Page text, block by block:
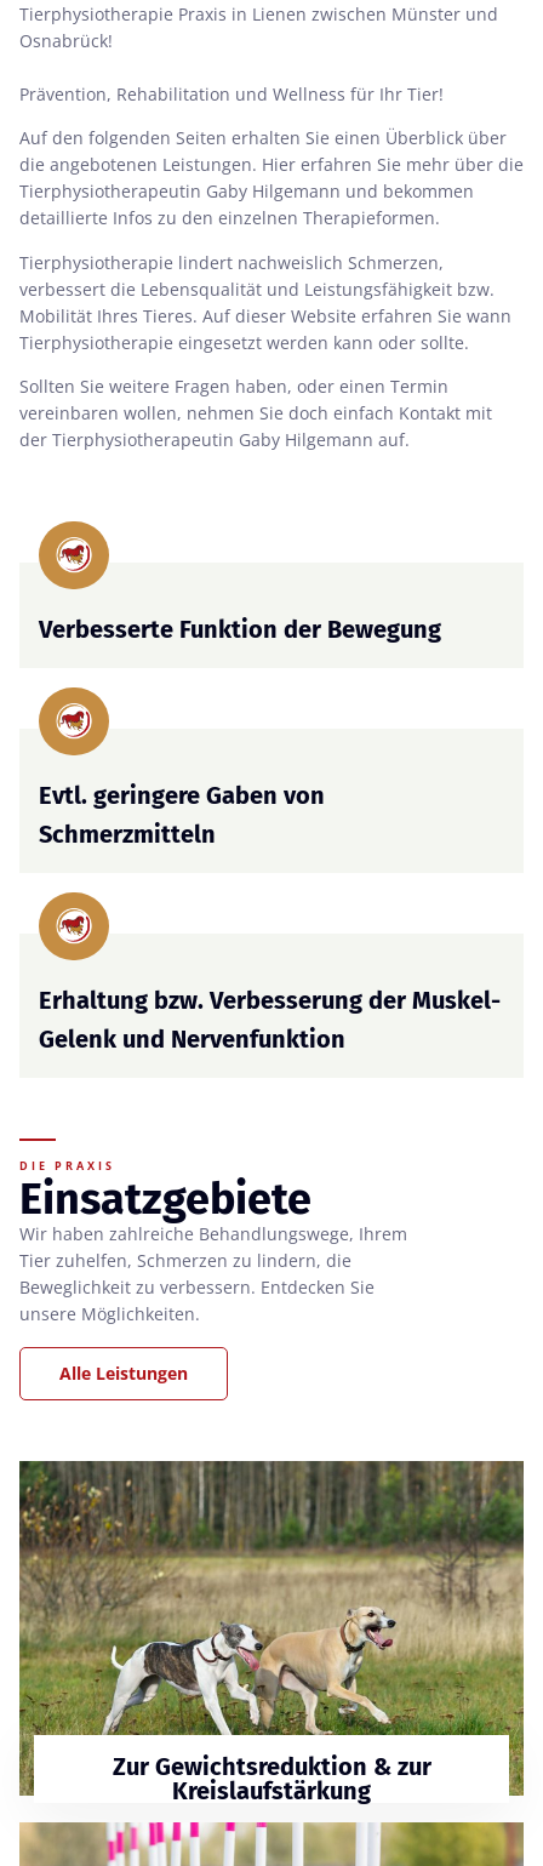
Tierphysiotherapie Praxis in Lienen zwischen Münster und
Osnabrück!
Prävention, Rehabilitation und Wellness für Ihr Tier!
Auf den folgenden Seiten erhalten Sie einen Überblick über
die angebotenen Leistungen. Hier erfahren Sie mehr über die
Tierphysiotherapeutin Gaby Hilgemann und bekommen
detaillierte Infos zu den einzelnen Therapieformen.
Tierphysiotherapie lindert nachweislich Schmerzen,
verbessert die Lebensqualität und Leistungsfähigkeit bzw.
Mobilität Ihres Tieres. Auf dieser Website erfahren Sie wann
Tierphysiotherapie eingesetzt werden kann oder sollte.
Sollten Sie weitere Fragen haben, oder einen Termin
vereinbaren wollen, nehmen Sie doch einfach Kontakt mit
der Tierphysiotherapeutin Gaby Hilgemann auf.
Verbesserte Funktion der Bewegung
Evtl. geringere Gaben von
Schmerzmitteln
Erhaltung bzw. Verbesserung der Muskel-
Gelenk und Nervenfunktion
DIE PRAXIS
Einsatzgebiete
Wir haben zahlreiche Behandlungswege, Ihrem
Tier zuhelfen, Schmerzen zu lindern, die
Beweglichkeit zu verbessern. Entdecken Sie
unsere Möglichkeiten.
Alle Leistungen
Zur Gewichtsreduktion & zur
Kreislaufstärkung